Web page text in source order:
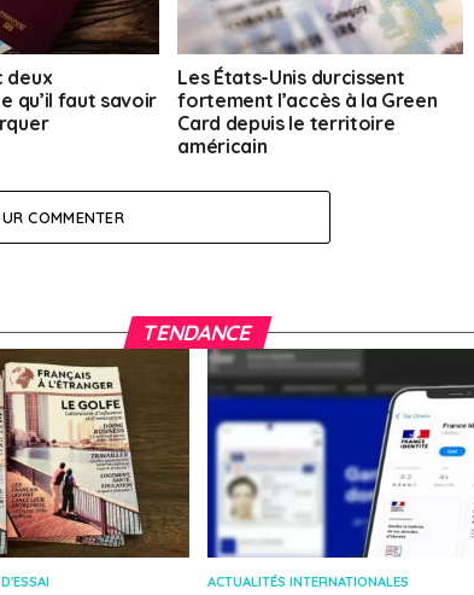
deux
qu’il faut savoir
Les États-Unis durcissent
fortement l’accès à la Green
Card depuis le territoire
américain
COMMENTER
TENDANCE
ACTUALITÉS INTERNATIONALES